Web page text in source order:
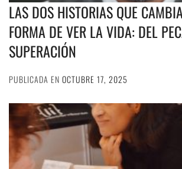
LAS DOS HISTORIAS QUE
FORMA DE VER LA VIDA: DEL
SUPERACIÓN
PUBLICADA EN OCTUBRE 17, 2025